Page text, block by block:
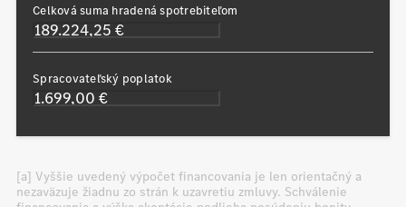
Celková suma hradená spotrebiteľom
Spracovateľský poplatok
[a] Vyššie uvedený výpočet financovania je len orientačný a
nezaväzuje žiadnu zo strán k uzavretiu zmluvy. Schválenie